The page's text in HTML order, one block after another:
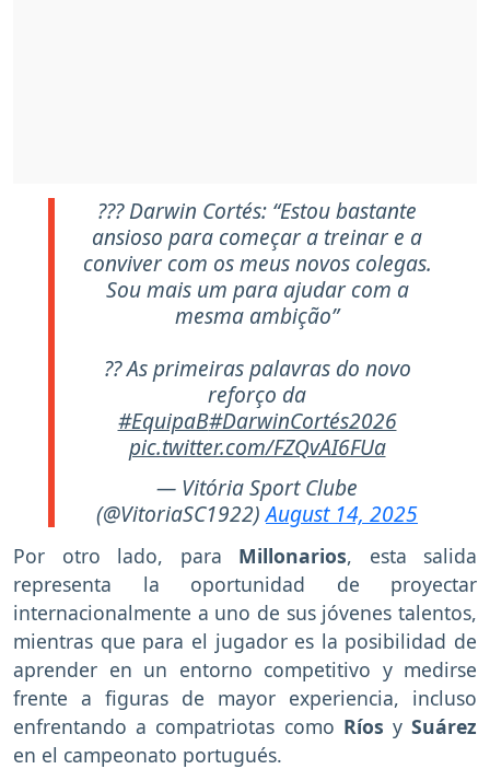
??? Darwin Cortés: “Estou bastante
ansioso para começar a treinar e a
conviver com os meus novos colegas.
Sou mais um para ajudar com a
mesma ambição”
?? As primeiras palavras do novo
reforço da
#EquipaB#DarwinCortés2026
pic.twitter.com/FZQvAI6FUa
— Vitória Sport Clube
(@VitoriaSC1922)August 14, 2025
Por otro lado, para Millonarios, esta salida
representa la oportunidad de proyectar
internacionalmente a uno de sus jóvenes talentos,
mientras que para el jugador es la posibilidad de
aprender en un entorno competitivo y medirse
frente a figuras de mayor experiencia, incluso
enfrentando a compatriotas como Ríos ySuárez
en el campeonato portugués.